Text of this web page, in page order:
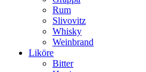
Rum
Slivovitz
Whisky
Weinbrand
Liköre
Bitter